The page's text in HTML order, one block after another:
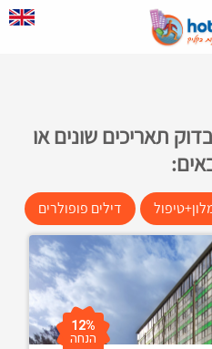
תאריכים שונים או
דילים פופולרים
12%
הנחה